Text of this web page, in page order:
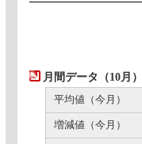
月間データ（10月）
平均値（今月）
増減値（今月）